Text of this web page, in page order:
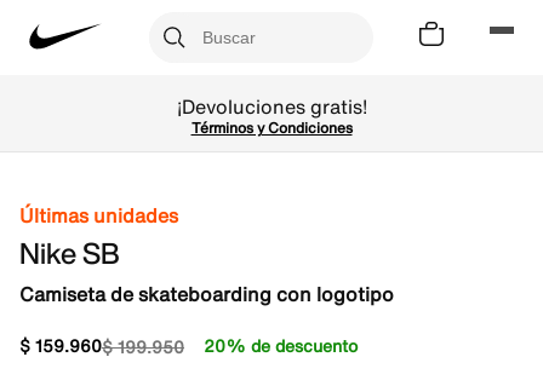
¡Devoluciones gratis!
Términos y Condiciones
Últimas unidades
Nike SB
Camiseta de skateboarding con logotipo
$199.950
$159.960 20% de descuento